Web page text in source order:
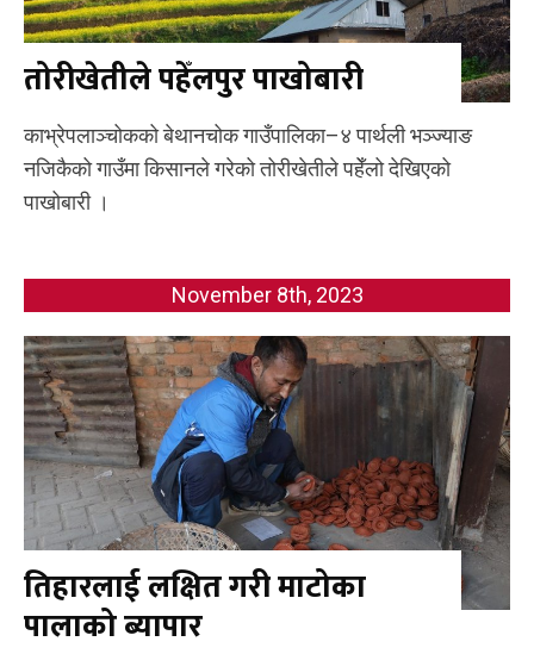
तोरीखेतीले पहेँलपुर पाखोबारी
काभ्रेपलाञ्चोकको बेथानचोक गाउँपालिका–४ पार्थली भञ्ज्याङ
नजिकैको गाउँमा किसानले गरेको तोरीखेतीले पहेँलो देखिएको
पाखोबारी ।
November 8th, 2023
तिहारलाई लक्षित गरी माटोका
पालाको ब्यापार